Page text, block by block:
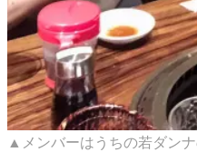
▲メンバーはうちの若ダンナ